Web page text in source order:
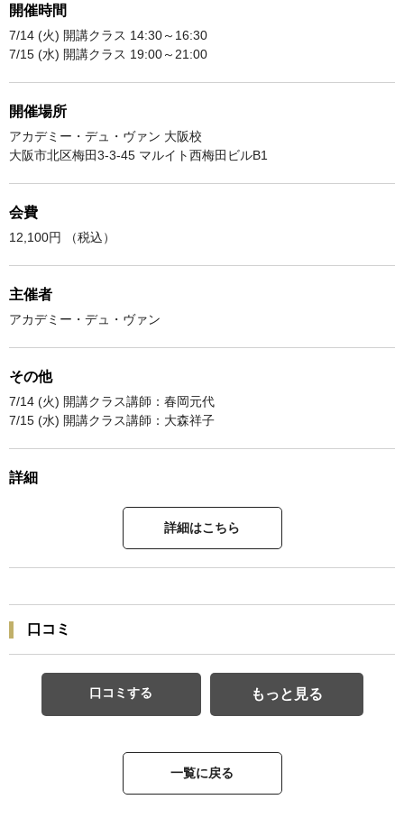
開催時間
7/14 (火) 開講クラス 14:30～16:30
7/15 (水) 開講クラス 19:00～21:00
開催場所
アカデミー・デュ・ヴァン 大阪校
大阪市北区梅田3-3-45 マルイト西梅田ビルB1
会費
12,100円 （税込）
主催者
アカデミー・デュ・ヴァン
その他
7/14 (火) 開講クラス講師：春岡元代
7/15 (水) 開講クラス講師：大森祥子
詳細
詳細はこちら
口コミ
口コミする もっと見る
一覧に戻る